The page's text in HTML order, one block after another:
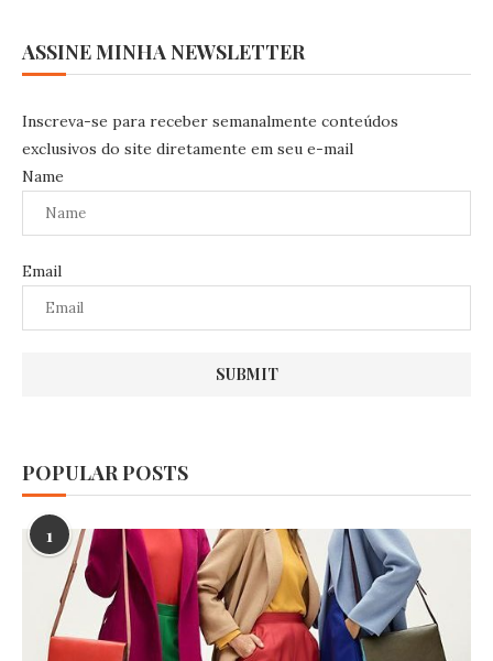
ASSINE MINHA NEWSLETTER
Inscreva-se para receber semanalmente conteúdos
exclusivos do site diretamente em seu e-mail
Name
Email
POPULAR POSTS
1